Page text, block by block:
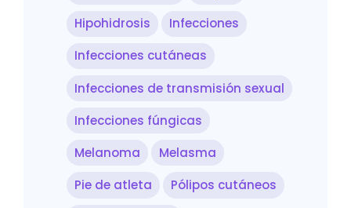
Hipohidrosis
Infecciones
Infecciones cutáneas
Infecciones de transmisión sexual
Infecciones fúngicas
Melanoma
Melasma
Pie de atleta
Pólipos cutáneos